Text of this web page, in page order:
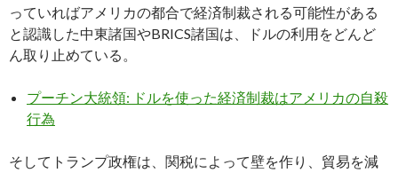
っていればアメリカの都合で経済制裁される可能性がある
と認識した中東諸国やBRICS諸国は、ドルの利用をどんど
ん取り止めている。
プーチン大統領: ドルを使った経済制裁はアメリカの自殺
行為
そしてトランプ政権は、関税によって壁を作り、貿易を減